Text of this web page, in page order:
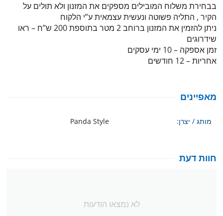
בבחירת משלוח המובילים מספקים את המזנון ולא תולים על
הקיר , התליה פשוטה ונעשית עצמאית ע”י הלקוח
ניתן להזמין את המזנון ברוחב 2 מטר בתוספת 200 ש”ח – ראו
שידרוגים
זמן אספקה – 10 ימי עסקים
אחריות – 12 חודשים
מאפיינים
מותג / יצרן: Panda Style
חוות דעת
לא נמצאו הודעות